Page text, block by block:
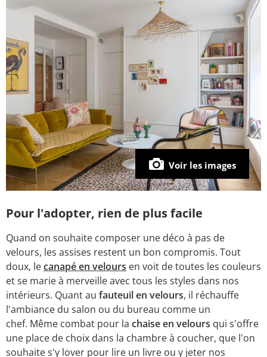
Voir les images
Pour l'adopter, rien de plus facile
Quand on souhaite composer une déco à pas de
velours, les assises restent un bon compromis. Tout
doux, lecanapé en velours en voit de toutes les couleurs
et se marie à merveille avec tous les styles dans nos
intérieurs. Quant au fauteuil en velours, il réchauffe
l'ambiance du salon ou du bureau comme un
chef. Même combat pour la chaise en velours qui s'offre
une place de choix dans la chambre à coucher, que l'on
souhaite s'y lover pour lire un livre ou y jeter nos